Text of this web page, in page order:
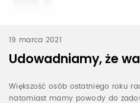
19 marca 2021
Udowadniamy, że
Większość osób ostatniego roku
natomiast mamy powody do